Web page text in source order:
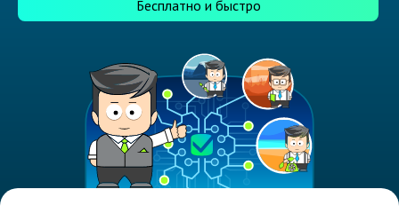
Бесплатно и быстро